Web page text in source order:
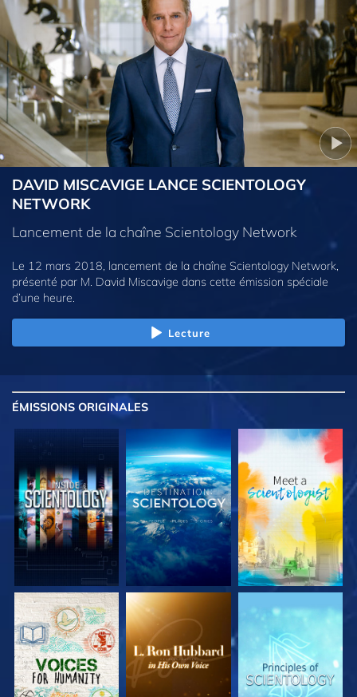
DAVID MISCAVIGE LANCE SCIENTOLOGY
NETWORK
Lancement de la chaîne Scientology Network
Le 12 mars 2018, lancement de la chaîne Scientology Network,
présenté par M. David Miscavige dans cette émission spéciale
d’une heure.
Lecture
ÉMISSIONS ORIGINALES
DÉCOUVRIR LES
SÉRIES
DÉCOUVRIR LES
SÉRIES
DÉCOUVRIR LES
SÉRIES